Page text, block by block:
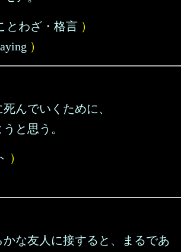
とわざ・格言 ）
）
んでいくために、
と思う。
）
な友人に接すると、まるであ